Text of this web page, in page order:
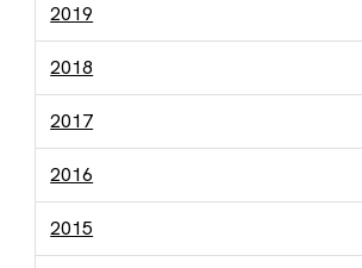
2019
2018
2017
2016
2015